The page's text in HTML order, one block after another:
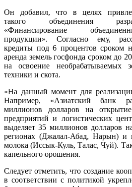
Он добавил, что в целях
такого объединения
«Финансирование
продукции». Согласно ему,
кредиты под 6 процентов сроком
аренда земель госфонда сроком до
на освоение необрабатываемых
техники и скота.
«На данный момент для
Например, «Азиатский банк
миллионов долларов на
предприятий и логистических
выделяет 35 миллионов долларов
регионах (Джалал-Абад, Нарын) и
молока (Иссык-Куль, Талас, Чуй).
капельного орошения.
Следует отметить, что создание
в соответствии с политикой